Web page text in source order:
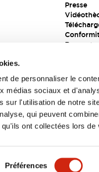
de personnaliser le
médias sociaux et
sur l'utilisation de notre
qui peuvent
ont collectées lors
Préférences
CARACTÉRISTIQUES
Presse
générales